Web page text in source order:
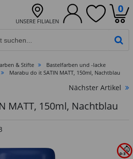
UNSERE FILIALEN
0
& Stifte
Bastelfarben und -lacke
Marabu do it SATIN MATT, 150ml, Nachtblau
Nächster Artikel
MATT, 150ml, Nachtblau